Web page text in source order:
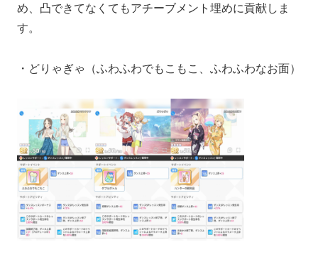
め、凸できてなくてもアチーブメント埋めに貢献しま
す。
・どりゃぎゃ（ふわふわでもこもこ、ふわふわなお面）